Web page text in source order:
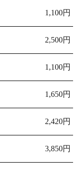
1,100円
2,500円
1,100円
1,650円
2,420円
3,850円